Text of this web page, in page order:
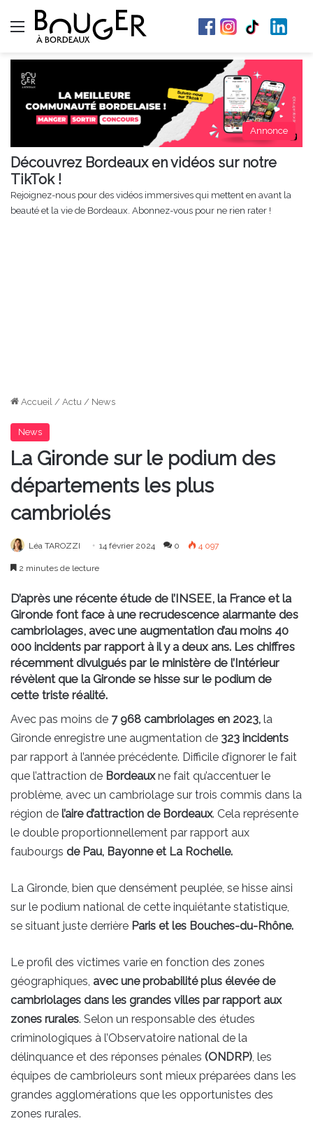
Menu
Annonce
Découvrez Bordeaux en vidéos sur notre
TikTok !
Rejoignez-nous pour des vidéos immersives qui mettent en avant la
beauté et la vie de Bordeaux. Abonnez-vous pour ne rien rater !
Accueil / Actu / News
News
La Gironde sur le podium des
départements les plus
cambriolés
Léa TAROZZI 14 février 2024 0 4 097
2 minutes de lecture
D’après une récente étude de l’INSEE, la France et la
Gironde font face à une recrudescence alarmante des
cambriolages, avec une augmentation d’au moins 40
000 incidents par rapport à il y a deux ans. Les chiffres
récemment divulgués par le ministère de l’Intérieur
révèlent que la Gironde se hisse sur le podium de
cette triste réalité.
Avec pas moins de 7 968 cambriolages en 2023, la
Gironde enregistre une augmentation de 323 incidents
par rapport à l’année précédente. Difficile d’ignorer le fait
que l’attraction de Bordeauxne fait qu’accentuer le
problème, avec un cambriolage sur trois commis dans la
région de l’aire d’attraction de Bordeaux. Cela représente
le double proportionnellement par rapport aux
faubourgs de Pau, Bayonne et La Rochelle.
La Gironde, bien que densément peuplée, se hisse ainsi
sur le podium national de cette inquiétante statistique,
se situant juste derrière Paris et les Bouches-du-Rhône.
Le profil des victimes varie en fonction des zones
géographiques, avec une probabilité plus élevée de
cambriolages dans les grandes villes par rapport aux
zones rurales. Selon un responsable des études
criminologiques à l’Observatoire national de la
délinquance et des réponses pénales (ONDRP), les
équipes de cambrioleurs sont mieux préparées dans les
grandes agglomérations que les opportunistes des
zones rurales.